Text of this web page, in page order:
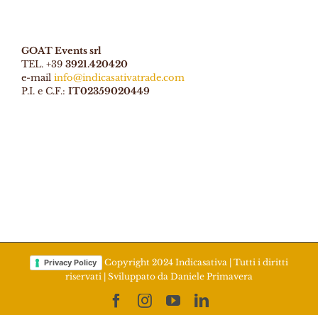
GOAT Events srl
TEL. +39 3921.420420
e-mail info@indicasativatrade.com
P.I. e C.F.: IT02359020449
Privacy Policy
Copyright 2024 Indicasativa | Tutti i diritti
riservati | Sviluppato da Daniele Primavera
Facebook
Instagram
YouTubeLinkedIn